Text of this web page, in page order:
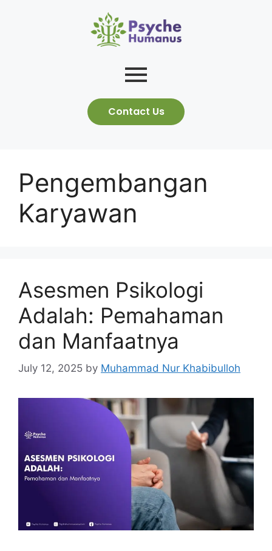
Contact Us
Pengembangan
Karyawan
Asesmen Psikologi
Adalah: Pemahaman
dan Manfaatnya
July 12, 2025 by Muhammad Nur Khabibulloh